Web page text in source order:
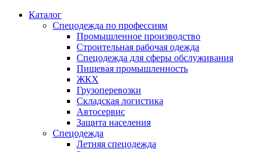
Каталог
Спецодежда по профессиям
Промышленное производство
Строительная рабочая одежда
Спецодежда для сферы обслуживания
Пищевая промышленность
ЖКХ
Грузоперевозки
Складская логистика
Автосервис
Защита населения
Спецодежда
Летняя спецодежда